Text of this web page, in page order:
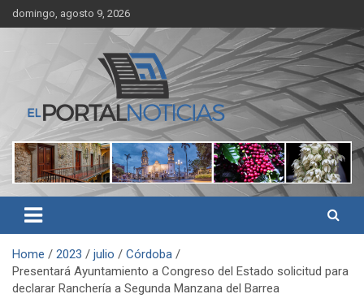
Skip
to
domingo, agosto 9, 2026
El Portal Noticias
Noticias de Córdoba, Veracruz y al región
Home 2023 julio
Córdoba
Presentará Ayuntamiento a Congreso del Estado solicitud para
declarar Ranchería a Segunda Manzana del Barrea